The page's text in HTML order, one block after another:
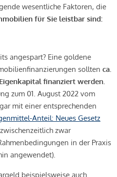
wesentliche Faktoren, die
für Sie leistbar sind:
angespart? Eine goldene
sollten ca.
finanziert werden.
zum 01. August 2022 vom
mit einer entsprechenden
Anteil: Neues Gesetz
zwar
in der Praxis
angewendet).
beispielsweise auch